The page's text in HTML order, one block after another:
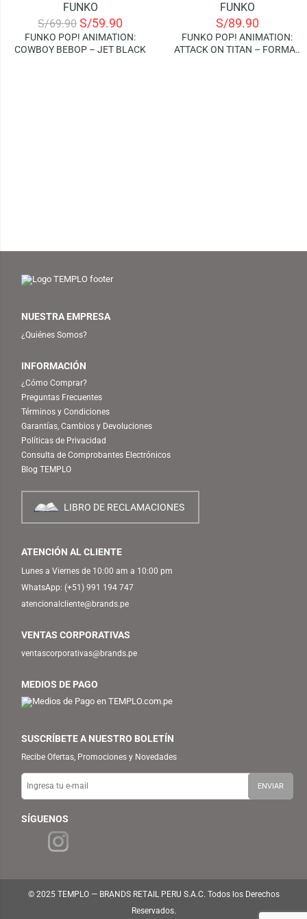
FUNKO
S/69.90 S/59.90
FUNKO POP! ANIMATION:
COWBOY BEBOP – JET BLACK
FUNKO
S/89.90
FUNKO POP! ANIMATION:
ATTACK ON TITAN – FORMAL
NUESTRA EMPRESA
¿Quiénes Somos?
INFORMACIÓN
¿Cómo Comprar?
Preguntas Frecuentes
Términos y Condiciones
Garantías, Cambios y Devoluciones
Políticas de Privacidad
Consulta de Comprobantes Electrónicos
Blog TEMPLO
LIBRO DE RECLAMACIONES
ATENCIÓN AL CLIENTE
Lunes a Viernes de 10:00 am a 10:00 pm
WhatsApp: (+51) 991 194 747
atencionalcliente@brands.pe
VENTAS CORPORATIVAS
ventascorporativas@brands.pe
MEDIOS DE PAGO
SUSCRÍBETE A NUESTRO BOLETÍN
Recibe Ofertas, Promociones y Novedades
SÍGUENOS
© 2025 TEMPLO — BRANDS RETAIL PERU S.A.C. Todos los Derechos
Reservados.